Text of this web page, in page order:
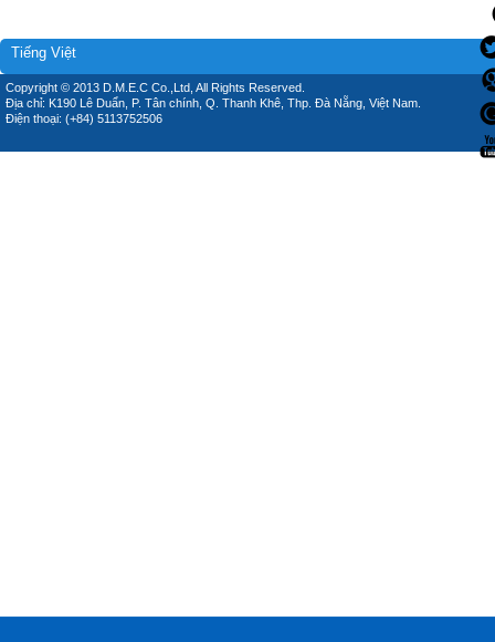
Tiếng Việt
Copyright © 2013 D.M.E.C Co.,Ltd, All Rights Reserved.
Địa chỉ: K190 Lê Duẩn, P. Tân chính, Q. Thanh Khê, Thp. Đà Nẵng, Việt Nam.
Điện thoại: (+84) 5113752506